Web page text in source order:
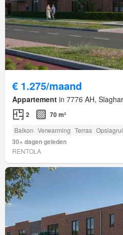
€ 1.275/maand
Appartement in 7776 AH,
2 70 m²
Balkon Verwarming Terras
30+ dagen geleden
RENTOLA